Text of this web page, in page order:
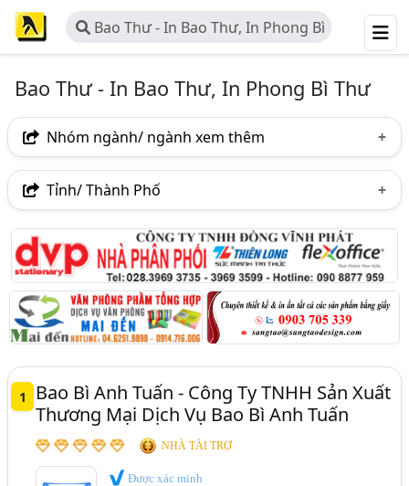
Bao Thư - In Bao Thư, In Phong Bì
Thư
Bao Thư - In Bao Thư, In Phong Bì Thư
Nhóm ngành/ ngành xem thêm
Ngành nghề
Ngành xem thêm
In Ấn - Công Ty In Ấn Và Thiết Kế (In Offset, In Flexo)
(2500)
Văn Phòng Phẩm - Công Ty Văn Phòng Phẩm (1727)
Tỉnh/ Thành Phố
Hà Nội TP. Hồ Chí Minh (TPHCM)
Đồng Nai
Bình Dương
TP. Hải Phòng
Bà Rịa-Vũng Tàu
Bình Phước
Khánh Hòa Nghệ An
Phú Thọ
Quảng Ninh
Thái Nguyên
TP. Cần Thơ
Bình Định
Gia Lai Hà Giang
Hà Nam
Quảng Ngãi
1
Bao Bì Anh Tuấn - Công Ty TNHH Sản Xuất
Thương Mại Dịch Vụ Bao Bì Anh Tuấn
NHÀ TÀI TRỢ
Được xác minh